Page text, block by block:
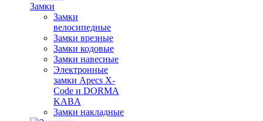
Замки
Замки
велосипедные
Замки врезные
Замки кодовые
Замки навесные
Электронные
замки Apecs X-
Code и DORMA
KABA
Замки накладные